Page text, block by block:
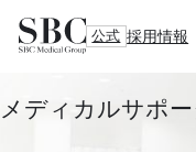
公式 採用情報
メディカルサポ